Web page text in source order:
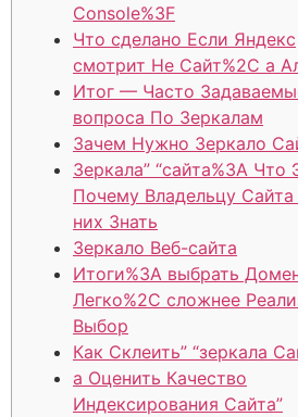
Console%3F
Что сделано Если Яндекс
смотрит Не Сайт%2C а
Итог — Часто
вопроса По Зеркалам
Зачем Нужно Зеркало
Зеркала” “сайта%3A Что
Почему Владельцу
них Знать
Зеркало Веб-сайта
Итоги%3A выбрать
Легко%2C сложнее
Выбор
Как Склеить” “зеркала
а Оценить Качество
Индексирования Сайта”